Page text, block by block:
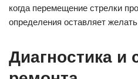
когда перемещение стрелки
определения оставляет
Диагностика и